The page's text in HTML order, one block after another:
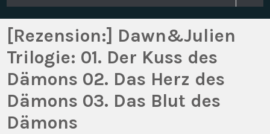
[Rezension:] Dawn&Julien
Trilogie: 01. Der Kuss des
Dämons 02. Das Herz des
Dämons 03. Das Blut des
Dämons